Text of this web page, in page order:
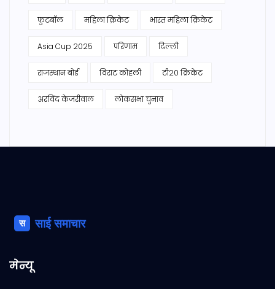
फुटबॉल महिला क्रिकेट भारत महिला क्रिकेट
Asia Cup 2025 परिणाम दिल्ली
राजस्थान बोर्ड विराट कोहली टी20 क्रिकेट
अरविंद केजरीवाल लोकसभा चुनाव
मेन्यू